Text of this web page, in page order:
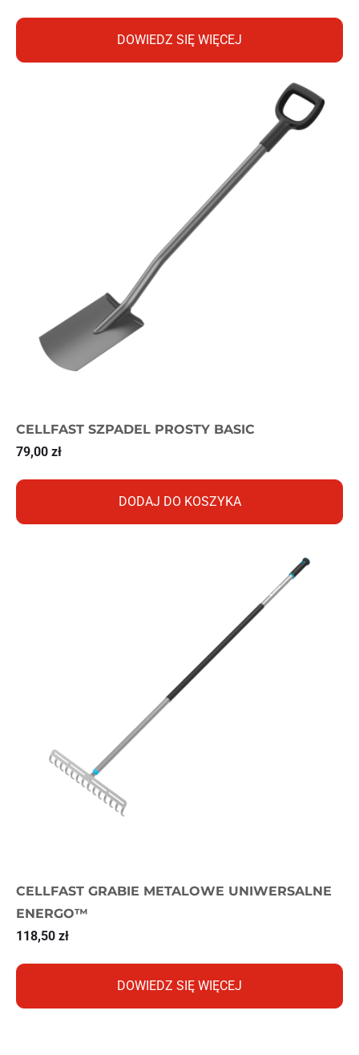
DOWIEDZ SIĘ WIĘCEJ
CELLFAST SZPADEL PROSTY BASIC
79,00 zł
DODAJ DO KOSZYKA
CELLFAST GRABIE METALOWE UNIWERSALNE
ENERGO™
118,50 zł
DOWIEDZ SIĘ WIĘCEJ